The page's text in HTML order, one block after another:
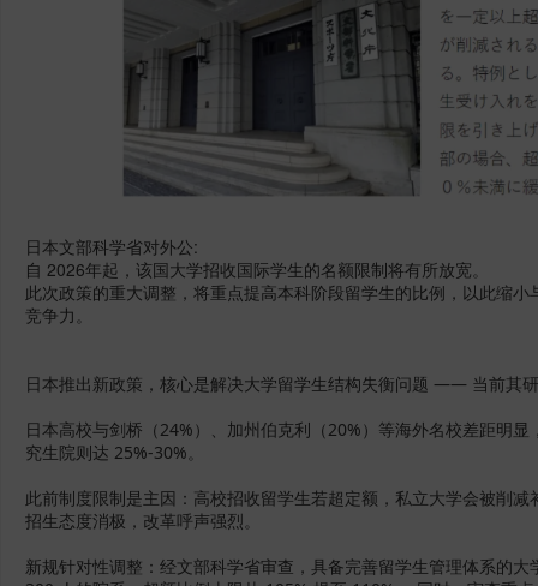
日本文部科学省对外公:
自 2026年起，该国大学招收国际学生的名额限制将有所放宽。
此次政策的重大调整，将重点提高本科阶段留学生的比例，以此缩
竞争力。
日本推出新政策，核心是解决大学留学生结构失衡问题 —— 当前其
日本高校与剑桥（24%）、加州伯克利（20%）等海外名校差距明
究生院则达 25%-30%。
此前制度限制是主因：高校招收留学生若超定额，私立大学会被削
招生态度消极，改革呼声强烈。
新规针对性调整：经文部科学省审查，具备完善留学生管理体系的